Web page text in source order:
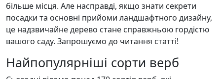
більше місця. Але насправді, якщо знати секрети
посадки та основні прийоми ландшафтного дизайну,
це надзвичайне дерево стане справжньою гордістю
вашого саду. Запрошуємо до читання статті!
Найпопулярніші сорти верб